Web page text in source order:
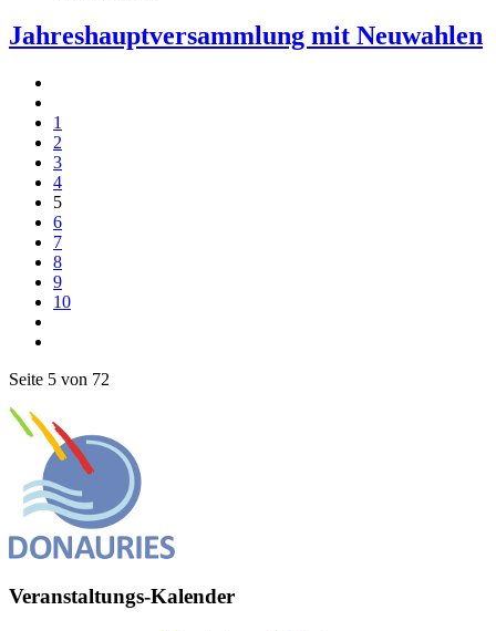
Jahreshauptversammlung mit Neuwahlen
1
2
3
4
5
6
7
8
9
10
Seite 5 von 72
Veranstaltungs-Kalender